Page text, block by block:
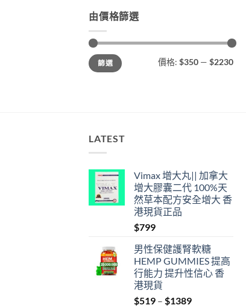
由價格篩選
最
低
價
最
高
價
篩選 價格: $350 — $2230
LATEST
Vimax 增大丸|| 加拿大
增大膠囊二代 100%天
然草本配方安全增大 香
港現貨正品
$799
男性保健護腎軟糖
HEMP GUMMIES 提高
行能力 提升性信心 香
港現貨
$519 – $1389Price